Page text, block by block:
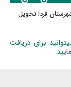
فردا تحویل
برای دریافت